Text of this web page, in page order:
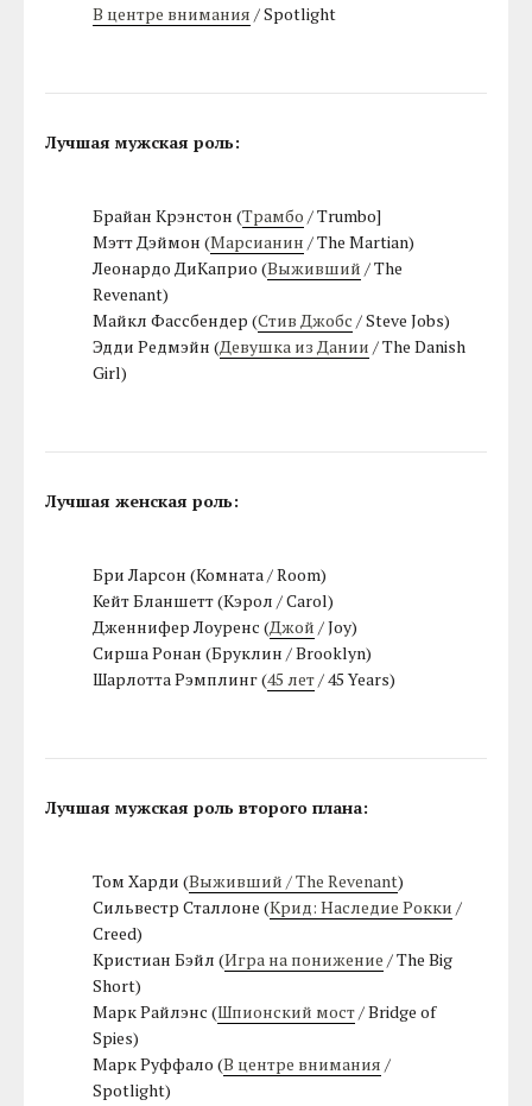
В центре внимания / Spotlight
Лучшая мужская роль:
Брайан Крэнстон (Трамбо / Trumbo]
Мэтт Дэймон (Марсианин / The Martian)
Леонардо ДиКаприо (Выживший / The
Revenant)
Майкл Фассбендер (Стив Джобс / Steve Jobs)
Эдди Редмэйн (Девушка из Дании / The Danish
Girl)
Лучшая женская роль:
Бри Ларсон (Комната / Room)
Кейт Бланшетт (Кэрол / Carol)
Дженнифер Лоуренс (Джой / Joy)
Сирша Ронан (Бруклин / Brooklyn)
Шарлотта Рэмплинг (45 лет/ 45 Years)
Лучшая мужская роль второго плана:
Том Харди (Выживший / The Revenant)
Сильвестр Сталлоне (Крид: Наследие Рокки /
Creed)
Кристиан Бэйл (Игра на понижение / The Big
Short)
Марк Райлэнс (Шпионский мост/ Bridge of
Spies)
Марк Руффало (В центре внимания /
Spotlight)